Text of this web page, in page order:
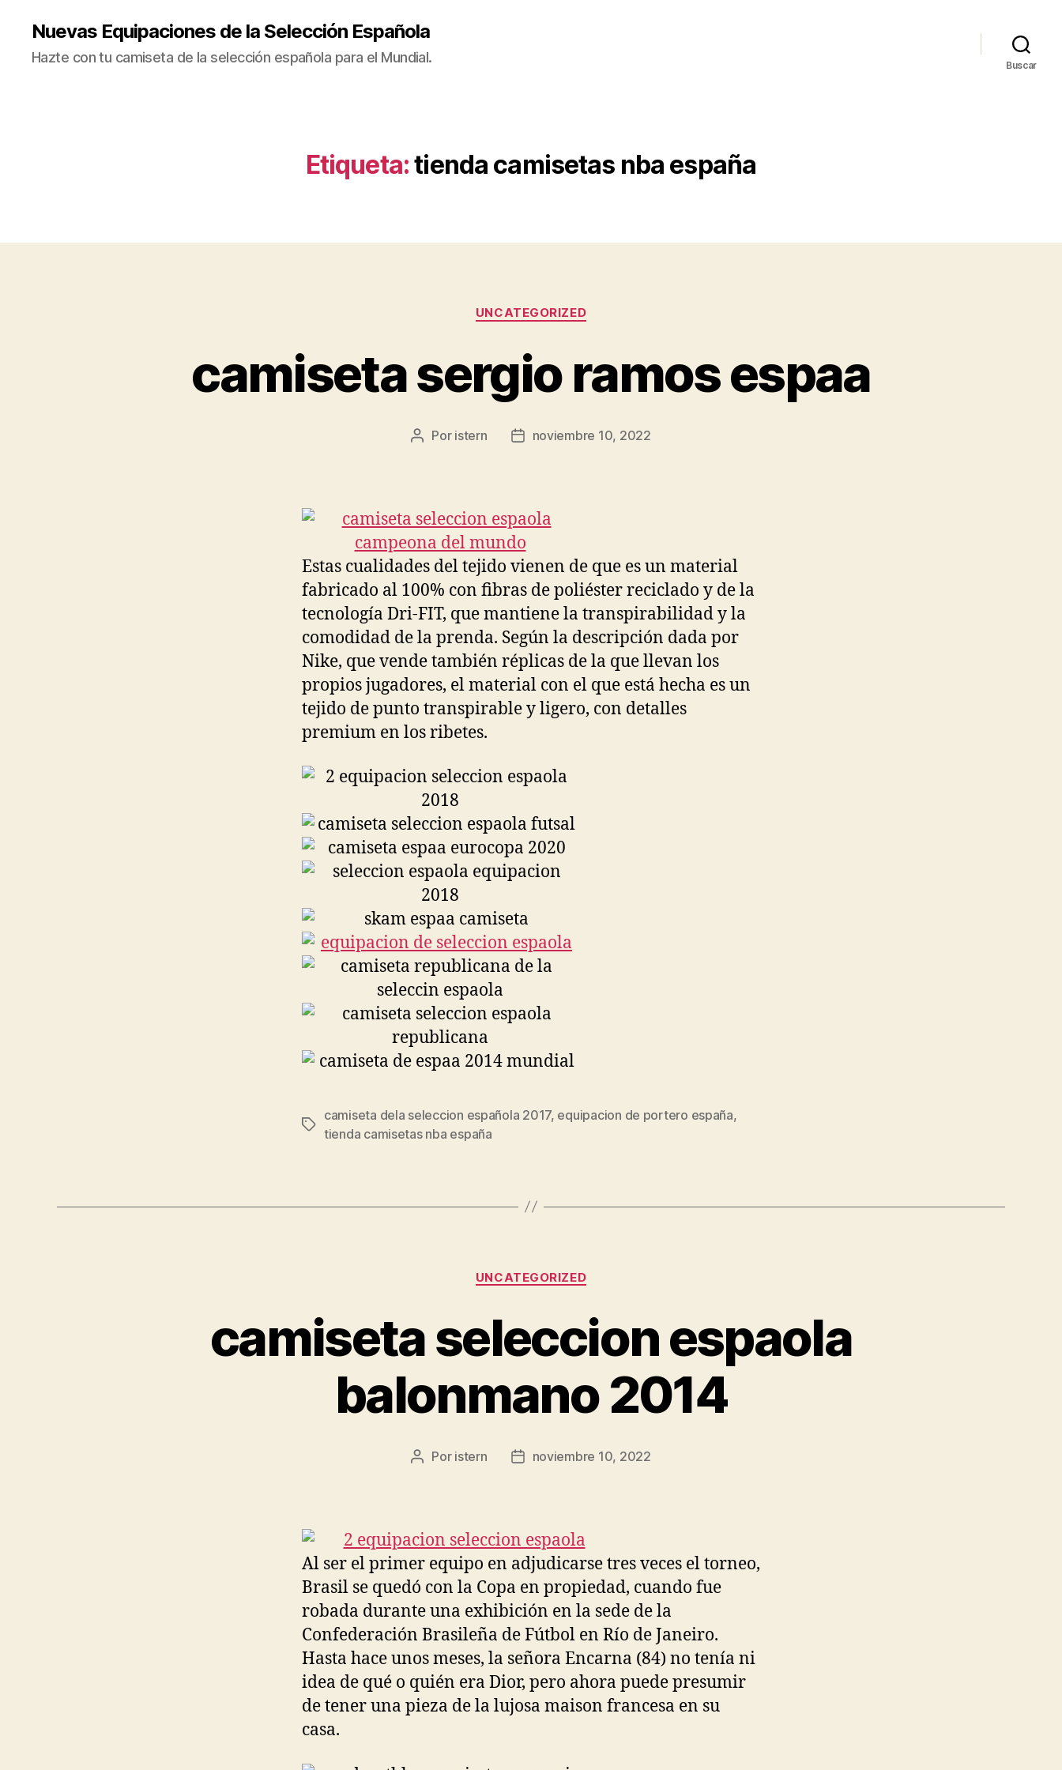
Nuevas Equipaciones de la Selección Española
Hazte con tu camiseta de la selección española para el Mundial. Buscar
Etiqueta:tienda camisetas nba españa
Categorías
UNCATEGORIZED
camiseta sergio ramos espaa
Autor
Por istern
Fechanoviembre 10, 2022
Estas cualidades del tejido vienen de que es un material
fabricado al 100% con fibras de poliéster reciclado y de la
tecnología Dri-FIT, que mantiene la transpirabilidad y la
comodidad de la prenda. Según la descripción dada por
Nike, que vende también réplicas de la que llevan los
propios jugadores, el material con el que está hecha es un
tejido de punto transpirable y ligero, con detalles
premium en los ribetes.
Etiquetas
camiseta dela seleccion española 2017, equipacion de portero españa,
tienda camisetas nba españa
Categorías
UNCATEGORIZED
camiseta seleccion espaola
balonmano 2014
Autor
Por istern
Fechanoviembre 10, 2022
Al ser el primer equipo en adjudicarse tres veces el torneo,
Brasil se quedó con la Copa en propiedad, cuando fue
robada durante una exhibición en la sede de la
Confederación Brasileña de Fútbol en Río de Janeiro.
Hasta hace unos meses, la señora Encarna (84) no tenía ni
idea de qué o quién era Dior, pero ahora puede presumir
de tener una pieza de la lujosa maison francesa en su
casa.